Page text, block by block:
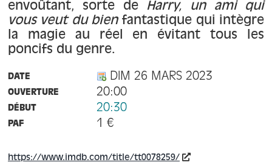
envoûtant, sorte de Harry, un ami qui
vous veut du bienfantastique qui intègre
la magie au réel en évitant tous les
poncifs du genre.
DATE DIM 26 MARS 2023
OUVERTURE 20:00
DÉBUT 20:30
PAF 1 €
https://www.imdb.com/title/tt0078259/